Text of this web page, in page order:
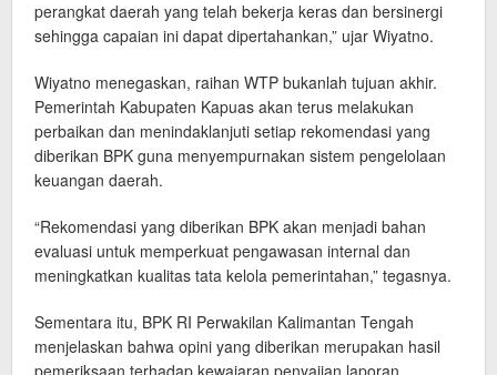
perangkat daerah yang telah bekerja keras dan bersinergi
sehingga capaian ini dapat dipertahankan,” ujar Wiyatno.
Wiyatno menegaskan, raihan WTP bukanlah tujuan akhir.
Pemerintah Kabupaten Kapuas akan terus melakukan
perbaikan dan menindaklanjuti setiap rekomendasi yang
diberikan BPK guna menyempurnakan sistem pengelolaan
keuangan daerah.
“Rekomendasi yang diberikan BPK akan menjadi bahan
evaluasi untuk memperkuat pengawasan internal dan
meningkatkan kualitas tata kelola pemerintahan,” tegasnya.
Sementara itu, BPK RI Perwakilan Kalimantan Tengah
menjelaskan bahwa opini yang diberikan merupakan hasil
pemeriksaan terhadap kewajaran penyajian laporan